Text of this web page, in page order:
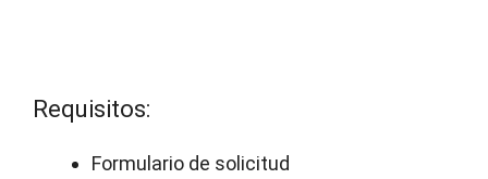
Requisitos:
Formulario de solicitud